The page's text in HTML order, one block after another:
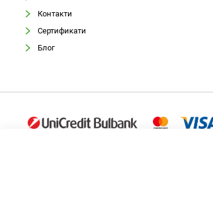
Контакти
Сертификати
Блог